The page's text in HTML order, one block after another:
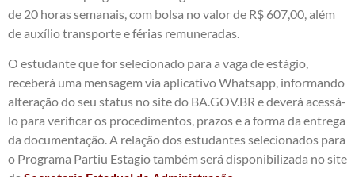
de 20 horas semanais, com bolsa no valor de R$ 607,00, além
de auxílio transporte e férias remuneradas.
O estudante que for selecionado para a vaga de estágio,
receberá uma mensagem via aplicativo Whatsapp, informando
alteração do seu status no site do BA.GOV.BR e deverá acessá-
lo para verificar os procedimentos, prazos e a forma da entrega
da documentação. A relação dos estudantes selecionados para
o Programa Partiu Estagio também será disponibilizada no site